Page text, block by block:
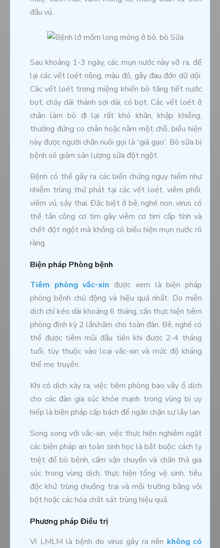
đầu vú.
Sau khoảng 1-3 ngày, các mụn nước này vỡ ra, để
lại các vết loét nông, màu đỏ, gây đau đớn dữ dội.
Các vết loét trong miệng khiến bò tăng tiết nước
bọt, chảy dãi thành sợi dài, có bọt. Các vết loét ở
chân làm bò đi lại rất khó khăn, khập khiễng,
thường đứng co chân hoặc nằm một chỗ, biểu hiện
này được người chăn nuôi gọi là “giã gạo”. Bò sữa bị
bệnh sẽ giảm sản lượng sữa đột ngột.
Bệnh có thể gây ra các biến chứng nguy hiểm như
nhiễm trùng thứ phát tại các vết loét, viêm phổi,
viêm vú, sảy thai. Đặc biệt ở bê, nghé non, virus có
thể tấn công cơ tim gây viêm cơ tim cấp tính và
chết đột ngột mà không có biểu hiện mụn nước rõ
ràng.
Biện pháp Phòng bệnh
Tiêm phòng vắc-xin được xem là biện pháp
phòng bệnh chủ động và hiệu quả nhất. Do miễn
dịch chỉ kéo dài khoảng 6 tháng, cần thực hiện tiêm
phòng định kỳ 2 lần/năm cho toàn đàn. Bê, nghé có
thể được tiêm mũi đầu tiên khi được 2-4 tháng
tuổi, tùy thuộc vào loại vắc-xin và mức độ kháng
thể mẹ truyền.
Khi có dịch xảy ra, việc tiêm phòng bao vây ổ dịch
cho các đàn gia súc khỏe mạnh trong vùng bị uy
hiếp là biện pháp cấp bách để ngăn chặn sự lây lan.
Song song với vắc-xin, việc thực hiện nghiêm ngặt
các biện pháp an toàn sinh học là bắt buộc: cách ly
triệt để bò bệnh, cấm vận chuyển và chăn thả gia
súc trong vùng dịch, thực hiện tổng vệ sinh, tiêu
độc khử trùng chuồng trại và môi trường bằng vôi
bột hoặc các hóa chất sát trùng hiệu quả.
Phương pháp Điều trị
Vì LMLM là bệnh do virus gây ra nên không có